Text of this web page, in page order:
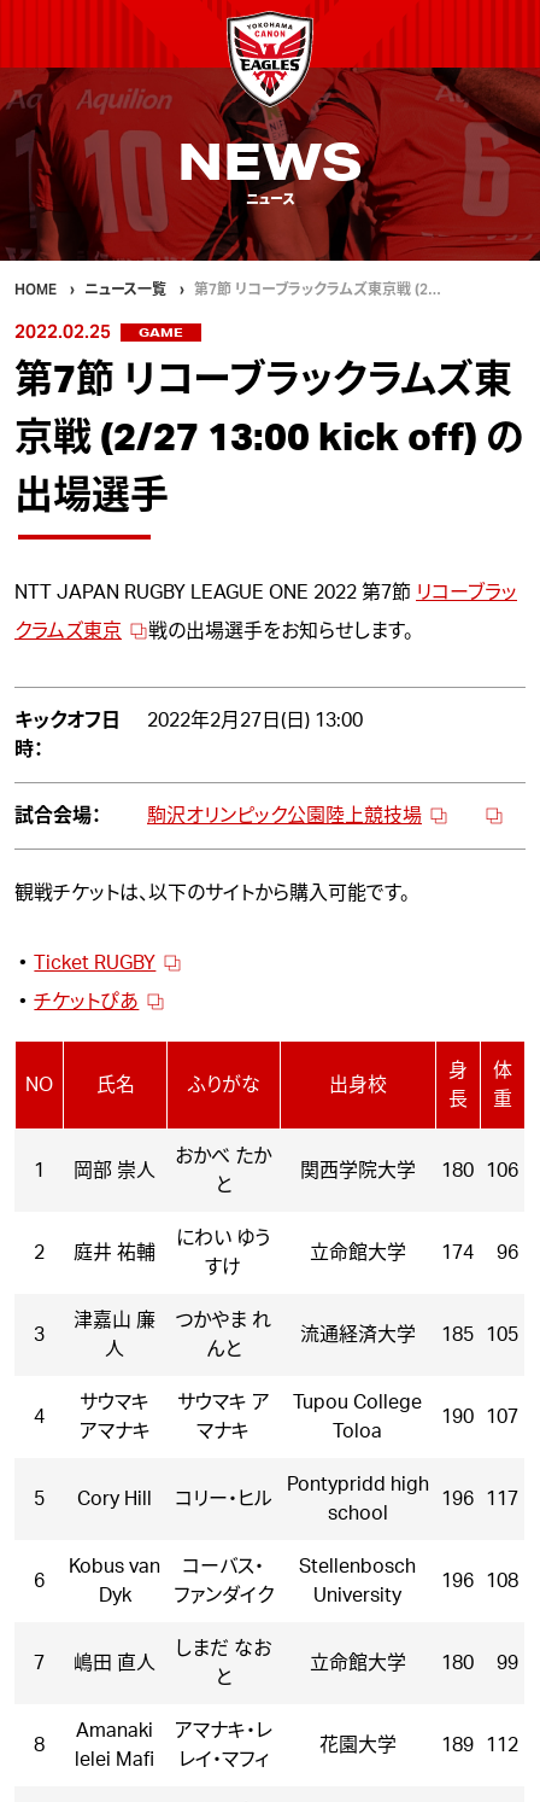
NEWS
ニュース
HOME ニュース一覧 第7節 リコーブラックラムズ東京戦 (2…
2022.02.25 GAME
第7節 リコーブラックラムズ東
京戦 (2/27 13:00 kick off) の
出場選手
NTT JAPAN RUGBY LEAGUE ONE 2022 第7節 リコーブラッ
クラムズ東京
戦の出場選手をお知らせします。
キックオフ日
時：
2022年2月27日(日) 13:00
試合会場： 駒沢オリンピック公園陸上競技場
観戦チケットは、以下のサイトから購入可能です。
Ticket RUGBY
チケットぴあ
NO 氏名 ふりがな 出身校
身
長
体
重
1 岡部 崇人
おかべ たか
と
関西学院大学 180 106
2 庭井 祐輔
にわい ゆう
すけ
立命館大学 174 96
3
津嘉山 廉
人
つかやま れ
んと
流通経済大学 185 105
4
サウマキ
アマナキ
サウマキ ア
マナキ
Tupou College
Toloa
190 107
5 Cory Hill コリー・ヒル
Pontypridd high
school
196 117
6
Kobus van
Dyk
コーバス・
ファンダイク
Stellenbosch
University
196 108
7 嶋田 直人
しまだ なお
と
立命館大学 180 99
8
Amanaki
lelei Mafi
アマナキ・レ
レイ・マフィ
花園大学 189 112